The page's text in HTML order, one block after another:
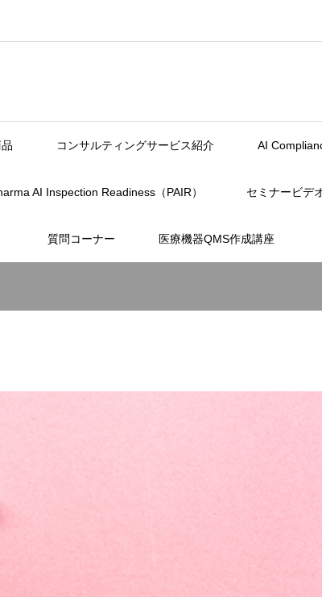
コンサルティングサービス紹介 AI
AI Inspection Readiness（PAIR） セミナービデ
質問コーナー 医療機器QMS作成講座